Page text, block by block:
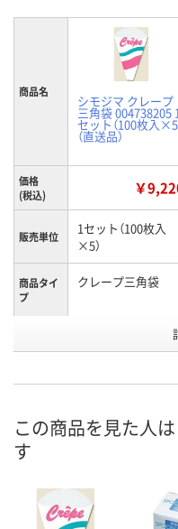
商品名
シモジマ クレープ
三角袋 004738205 1
セット（100枚入×5
（直送品）
価格
(税込)
￥
販売単位
1セット（100枚入
×5）
商品タイ
プ
クレープ三角袋
カゴへ
この商品を見た人
す